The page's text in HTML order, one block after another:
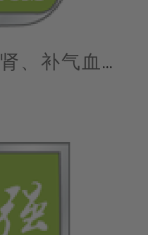
、补气血、
都适用